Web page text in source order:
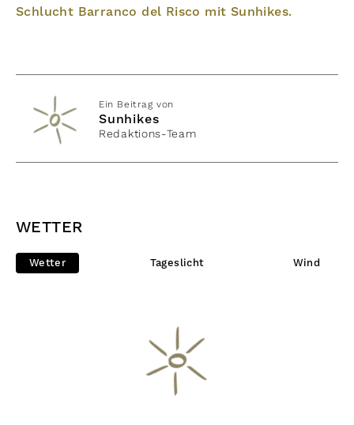
Schlucht Barranco del Risco mit Sunhikes.
Ein Beitrag von
Sunhikes
Redaktions-Team
WETTER
Wetter Tageslicht Wind